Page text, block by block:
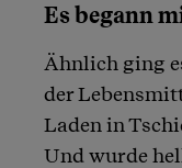
Es begann
Ähnlich ging
der
Laden in
Und wurde